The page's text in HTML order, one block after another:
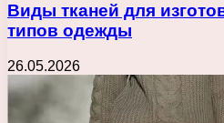
Виды тканей для
типов одежды
26.05.2026